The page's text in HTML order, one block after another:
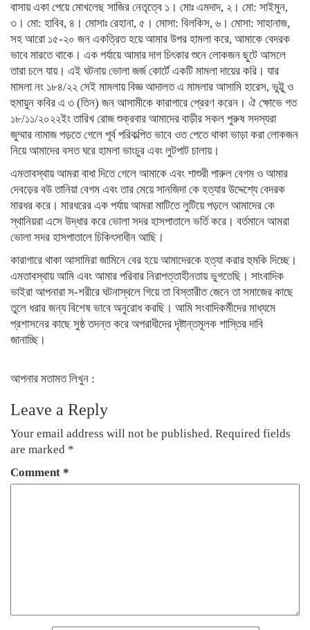
বাসায় একা পেয়ে মোখলেছ সাজির নেতৃত্বে ১। মোঃ এমদাদ, ২। মো: সাইমুন,
৩। মো: হাবিব, ৪। মোসাঃ রেহানা, ৫। মোসা: বিলকিস, ৬। মোসা: সাহানাজ,
সহ আরো ১৫-২০ জন একত্রিত হয়ে আমার উপর হামলা করে, আমাকে বেদরক
ভাবে মারতে থাকে। এক পর্যায়ে আমার দাগ চিৎকার শুনে লোকজন ছুটে আসলে
তারা চলে যায়। এই ঘটনায় ভোলা জর্জ কোর্টে একটি মামলা দায়ের করি। যার
মামলা নং ১৮৪/২২ সেই মামলায় বিজ্ঞ আদালত এ মামলার আসামি হারেস, ভুট্টু ও
হুমায়ুন কবির এ ৩ (তিন) জন আসামীকে কারাগারে প্রেরণ করেন। ঐ ক্ষোভে গত
১৮/১১/২০২২ইং তারিখ রোজ শুক্রবার আমাদের বাড়ীর সকল পুরুষ সদস্যরা
জুম্মার নামাজ পড়তে গেলে পূর্ব পরিকল্পিত ভাবে ওত পেতে থাকা ভাড়া করা লোকজন
নিয়ে আমাদের বসত ঘরে হামলা ভাংচুর এবং লুটপাট চালায়।
এমতাবস্থায় আমরা বাধা দিতে গেলে আমাকে এবং শাশুরী পারুল বেগম ও আমার
দেবড়ের বউ তানিয়া বেগম এবং তার মেয়ে সানজিদা কে হত্যার উদ্দেশ্যে বেদরক
মারধর করে। মারধরের এক পর্যায় আমরা মাটিতে লুটিয়ে পড়লে আমাদের কে
স্থানিয়রা এসে উদ্ধার করে ভোলা সদর হাসপাতালে ভর্তি করে। বর্তমানে আমরা
ভোলা সদর হাসপাতালে চিকিৎসাধীন আছি।
কারাগারে থাকা আসামিরা জামিনে বের হয়ে আমাদেরকে হত্যা করার হুমকি দিচ্ছে।
এমতাবস্থায় আমি এবং আমার পরিবার নিরাপত্তাহীনতায় ভুগতেছি। সাংবাদিক
ভাইরা আপনারা স-শরীরে ঘটনাস্থলে গিয়ে তা বিস্তারীত জেনে তা সমাজের কাছে
তুলে ধরার জন্য বিশেষ ভাবে অনুরোধ করছি। আমি সংবাদিকর্মীদের মাধ্যমে
প্রশাসনের কাছে সুষ্ঠ তদন্ত করে অপরাধীদের দৃষ্টান্তমূলক শাস্তির দাবি
জানাচ্ছি।
আপনার মতামত লিখুন :
Leave a Reply
Your email address will not be published. Required fields
are marked *
Comment *